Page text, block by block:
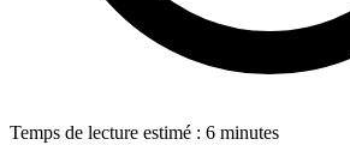
Temps de lecture estimé : 6 minutes